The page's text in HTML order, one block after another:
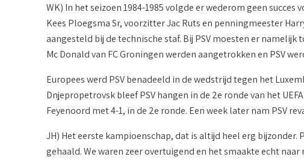
WK) In het seizoen 1984-1985 volgde er wederom geen succes
Kees Ploegsma Sr, voorzitter Jac Ruts en penningmeester
aangesteld bij de technische staf. Bij PSV moesten er namelijk
Mc Donald van FC Groningen werden aangetrokken en PSV
Europees werd PSV benadeeld in de wedstrijd tegen het
Dnjepropetrovsk bleef PSV hangen in de 2e ronde van het
Feyenoord met 4-1, in de 2e ronde. Een week later nam PSV
JH) Het eerste kampioenschap, dat is altijd heel erg
gehaald. We waren zeer overtuigend en het smaakte echt